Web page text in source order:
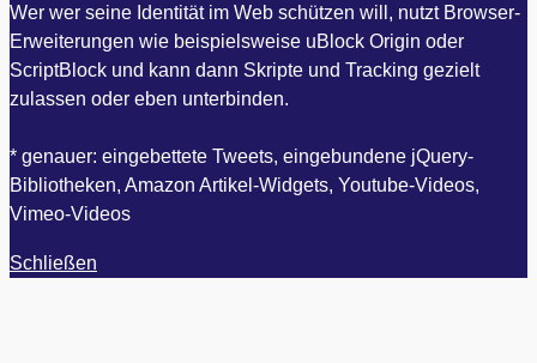
Wer wer seine Identität im Web schützen will, nutzt Browser-
Erweiterungen wie beispielsweise uBlock Origin oder
ScriptBlock und kann dann Skripte und Tracking gezielt
zulassen oder eben unterbinden.
* genauer: eingebettete Tweets, eingebundene jQuery-
Bibliotheken, Amazon Artikel-Widgets, Youtube-Videos,
Vimeo-Videos
Schließen